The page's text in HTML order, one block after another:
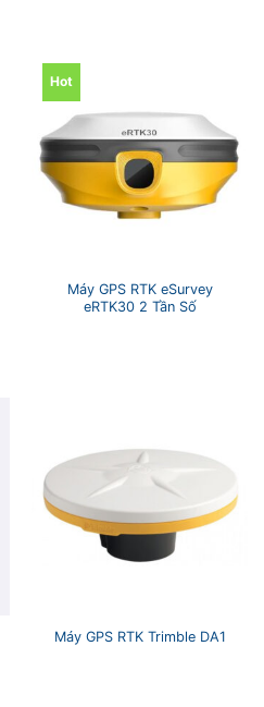
Hot
Máy GPS RTK eSurvey
eRTK30 2 Tần Số
Máy GPS RTK Trimble DA1